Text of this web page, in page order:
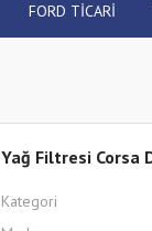
FORD TİCARİ
Yağ Filtresi Corsa
Kategori